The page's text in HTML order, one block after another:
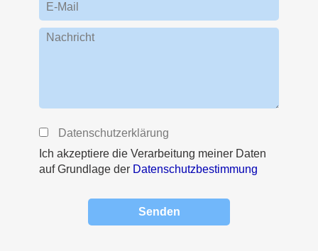
E-Mail
Nachricht
Datenschutzerklärung
Ich akzeptiere die Verarbeitung meiner Daten
auf Grundlage der Datenschutzbestimmung